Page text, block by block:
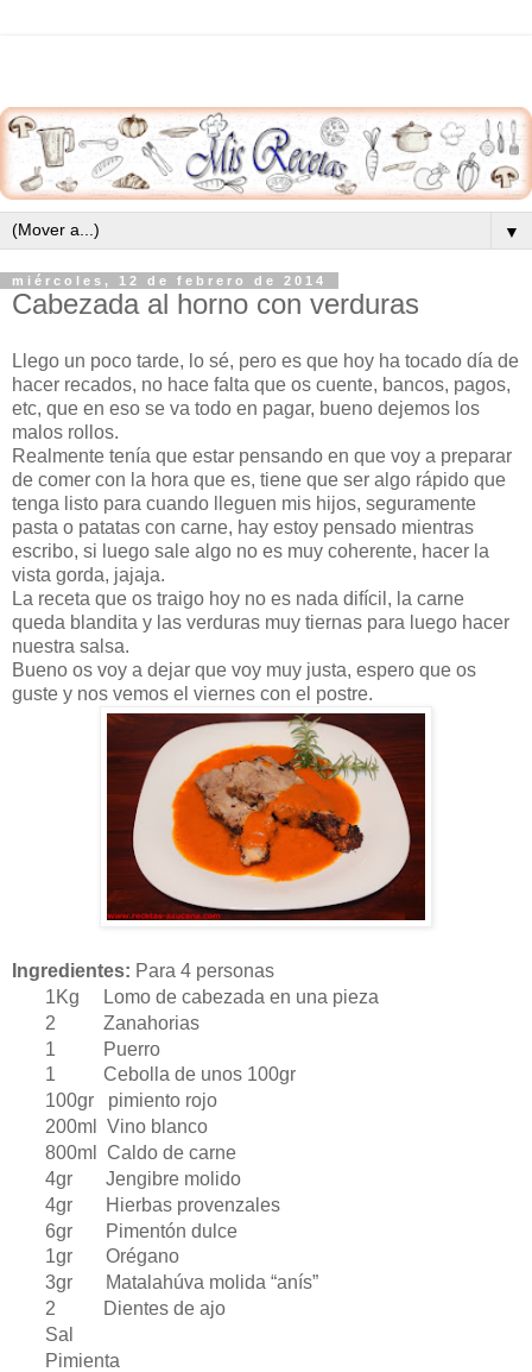
▼
miércoles, 12 de febrero de 2014
Cabezada al horno con verduras
Llego un poco tarde, lo sé, pero es que hoy ha tocado día de
hacer recados, no hace falta que os cuente, bancos, pagos,
etc, que en eso se va todo en pagar, bueno dejemos los
malos rollos.
Realmente tenía que estar pensando en que voy a preparar
de comer con la hora que es, tiene que ser algo rápido que
tenga listo para cuando lleguen mis hijos, seguramente
pasta o patatas con carne, hay estoy pensado mientras
escribo, si luego sale algo no es muy coherente, hacer la
vista gorda, jajaja.
La receta que os traigo hoy no es nada difícil, la carne
queda blandita y las verduras muy tiernas para luego hacer
nuestra salsa.
Bueno os voy a dejar que voy muy justa, espero que os
guste y nos vemos el viernes con el postre.
Ingredientes: Para 4 personas
1Kg Lomo de cabezada en una pieza
2 Zanahorias
1 Puerro
1 Cebolla de unos 100gr
100gr pimiento rojo
200ml Vino blanco
800ml Caldo de carne
4gr Jengibre molido
4gr Hierbas provenzales
6gr Pimentón dulce
1gr Orégano
3gr Matalahúva molida “anís”
2 Dientes de ajo
Sal
Pimienta